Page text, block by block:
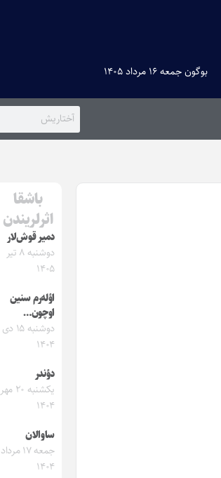
بوگون جمعه ۱۶ مرداد ۱۴۰۵
باشقا
اثرلریندن
دمیر قوش‌لار
دوشنبه ۸ تیر
۱۴۰۵
اؤله‌رم سنین
اوچون…
دوشنبه ۱۵ دی
۱۴۰۴
دؤندر
یکشنبه ۲۰ مهر
۱۴۰۴
ساوالان
جمعه ۱۷ مرداد
۱۴۰۴